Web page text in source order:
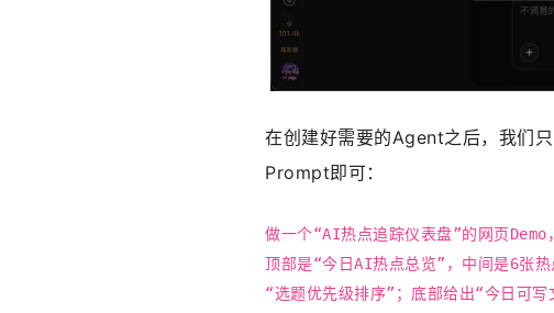
在创建好需要的Agent之后，我们
Prompt即可：
做一个“AI热点追踪仪表盘”的网页
顶部是“今日AI热点总览”，中间是6张
“选题优先级排序”；底部给出“今日可写